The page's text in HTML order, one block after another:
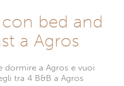
bed and
a Agros
dormire a Agros e vuoi
tra 4 B&B a Agros